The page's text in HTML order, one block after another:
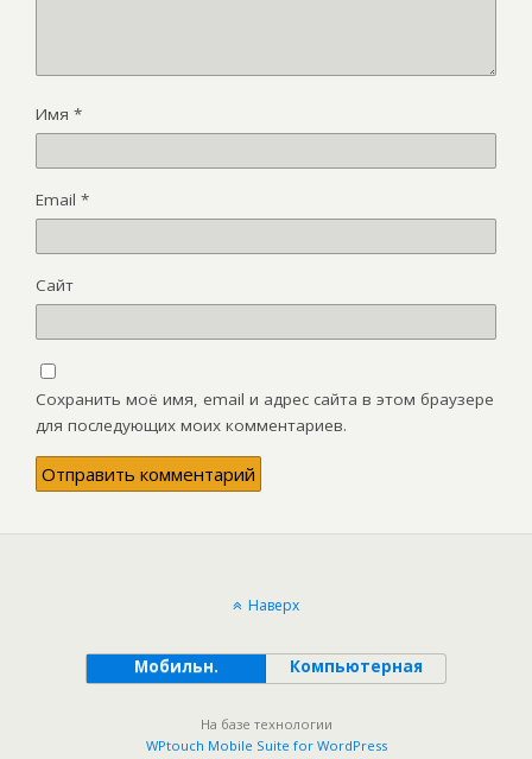
Имя *
Email *
Сайт
Сохранить моё имя, email и адрес сайта в этом браузере
для последующих моих комментариев.
Наверх
Мобильн. Компьютерная
На базе технологии
WPtouch Mobile Suite for WordPress